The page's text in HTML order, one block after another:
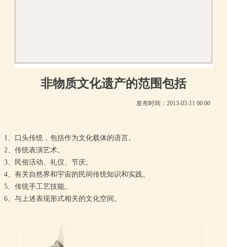
非物质文化遗产的范围包括
1、口头传统，包括作为文化载体的语言。
2、传统表演艺术。
3、民俗活动、礼仪、节庆。
4、有关自然界和宇宙的民间传统知识和实践。
5、传统手工艺技能。
6、与上述表现形式相关的文化空间。
发布时间： 2013-03-11 00:00